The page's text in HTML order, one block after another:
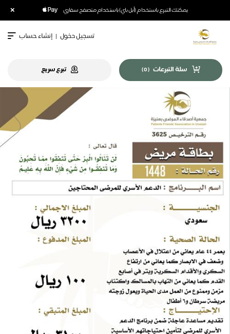
يمكنك التبرع باستخدام (أبل باي) باستخدام متصفح سفاري ×
تسجيل دخول | إنشاء حساب
سلة التبرعات (
0
) تبرع سريع